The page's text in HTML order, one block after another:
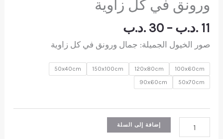
ورونق في كل زاوية
11 .د.ب –
30 .د.ب
السعر:
صور الخيول الجميلة: جمال ورونق في كل زاوية
100x60cm
120x80cm
150x100cm
50x40cm
50x70cm
90x60cm
كمية
إضافة إلى السلة